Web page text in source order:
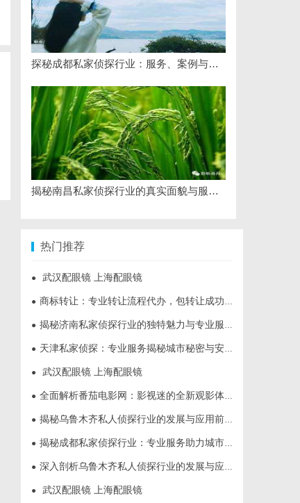
探秘成都私家侦探行业：服务、案例与市场现状全面解析
揭秘南昌私家侦探行业的真实面貌与服务价值详解
热门推荐
● 武汉配眼镜 上海配眼镜
● 商标转让：专业转让流程代办，包转让成功再付款
● 揭秘济南私家侦探行业的独特魅力与专业服务
● 天津私家侦探：专业服务揭秘城市秘密与安心守护
● 武汉配眼镜 上海配眼镜
● 全面解析番茄电影网：影视迷的全新观影体验平台
● 揭秘乌鲁木齐私人侦探行业的发展与应用前景
● 揭秘成都私家侦探行业：专业服务助力城市安宁
● 深入剖析乌鲁木齐私人侦探行业的发展与应用现状
● 武汉配眼镜 上海配眼镜